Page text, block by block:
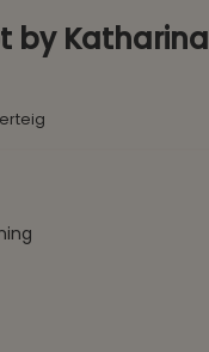
by Katharina